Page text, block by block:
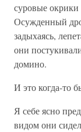
суровые окрики
Осужденный
задыхаясь,
они
домино.
И это когда-то
Я себе ясно
видом они